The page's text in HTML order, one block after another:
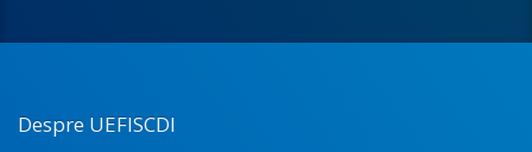
Despre UEFISCDI